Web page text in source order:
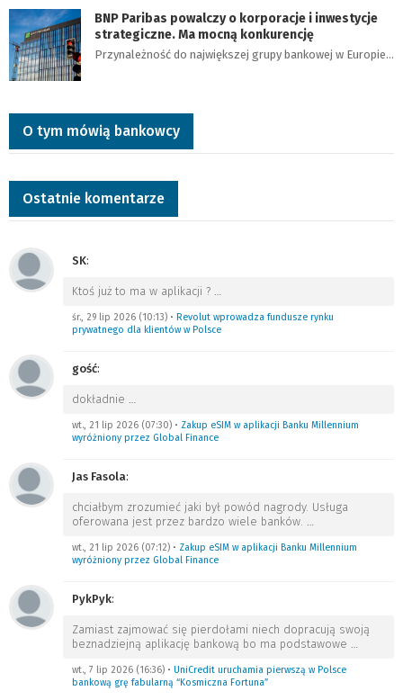
BNP Paribas powalczy o korporacje i inwestycje
strategiczne. Ma mocną konkurencję
Przynależność do największej grupy bankowej w Europie…
O tym mówią bankowcy
Ostatnie komentarze
SK:
Ktoś już to ma w aplikacji ? …
śr., 29 lip 2026 (10:13) • Revolut wprowadza fundusze rynku
prywatnego dla klientów w Polsce
gość:
dokładnie …
wt., 21 lip 2026 (07:30) • Zakup eSIM w aplikacji Banku Millennium
wyróżniony przez Global Finance
Jas Fasola:
chciałbym zrozumieć jaki był powód nagrody. Usługa
oferowana jest przez bardzo wiele banków. …
wt., 21 lip 2026 (07:12) • Zakup eSIM w aplikacji Banku Millennium
wyróżniony przez Global Finance
PykPyk:
Zamiast zajmować się pierdołami niech dopracują swoją
beznadziejną aplikację bankową bo ma podstawowe …
wt., 7 lip 2026 (16:36) • UniCredit uruchamia pierwszą w Polsce
bankową grę fabularną “Kosmiczna Fortuna”